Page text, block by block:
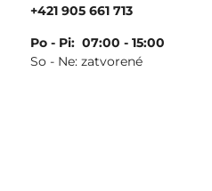
+421 905 661 713
Po - Pi: 07:00 - 15:00
So - Ne: zatvorené